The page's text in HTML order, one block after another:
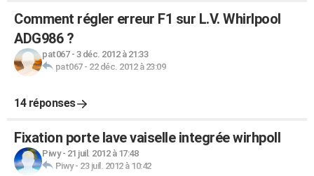
Comment régler erreur F1 sur L.V. Whirlpool
ADG986 ?
pat067- 3 déc. 2012 à 21:33
pat067- 22 déc. 2012 à 23:09
14 réponses
Fixation porte lave vaiselle integrée wirhpoll
Piwy- 21 juil. 2012 à 17:48
Piwy- 23 juil. 2012 à 10:42